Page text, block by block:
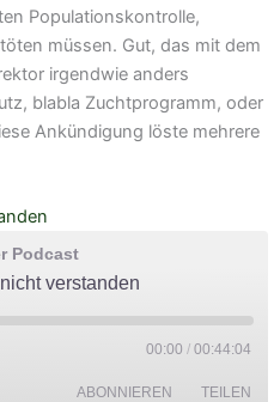
Populationskontrolle,
müssen. Gut, das mit dem
irgendwie anders
blabla Zuchtprogramm, oder
Ankündigung löste mehrere
Podcast
verstanden
00:00 / 00:44:04
ABONNIEREN TEILEN